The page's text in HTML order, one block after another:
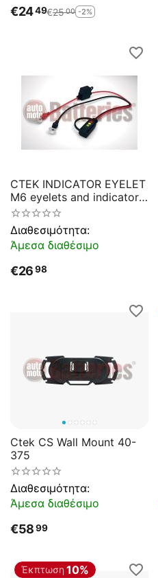
€2449€2500 -2%
CTEK INDICATOR EYELET
M6 eyelets and indicator
panel to check battery
status
Διαθεσιμότητα:
Άμεσα διαθέσιμο
€2698
Ctek CS Wall Mount 40-
375
Διαθεσιμότητα:
Άμεσα διαθέσιμο
€5899
Έκπτωση 10%